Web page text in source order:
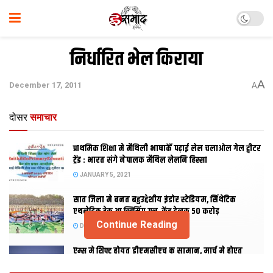
निर्धारित भेल किराया
December 17, 2011 AA
दोसर समाचार
प्राथमिक शि‍क्षा मे मैथि‍ली भाषाकेँ पढ़ाई लेल चलाओल गेल ट्वीटर
ट्रेंड : भारत संगे नेपालक मैथिल लेलनि हिस्सा
JANUARY 5, 2021
सात जिला मे बनत बहुउद्देशीय इंडोर स्‍टेडि‍यम, सिंथेटिक
एथलेटिक ट्रेक आ स्विमिंग पुल, केंद्र देलक 50 करोड़
DECEMBER 26, 2020
एम्स मे शिफ्ट होयत डीएमसीएच क सामान, मार्च मे होएत
Continue Reading